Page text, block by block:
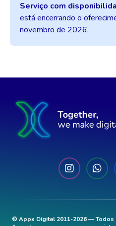
Serviço com
está encerrando o
novembro de 2026.
© Appx Digital 2011-2026 —